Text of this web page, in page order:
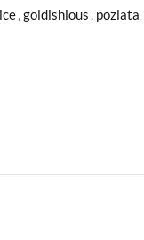
,goldishious , pozlata